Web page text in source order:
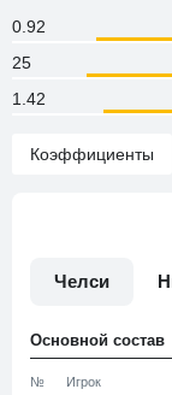
0.92
25
1.42
Коэффициенты
Челси
Основной состав
№ Игрок